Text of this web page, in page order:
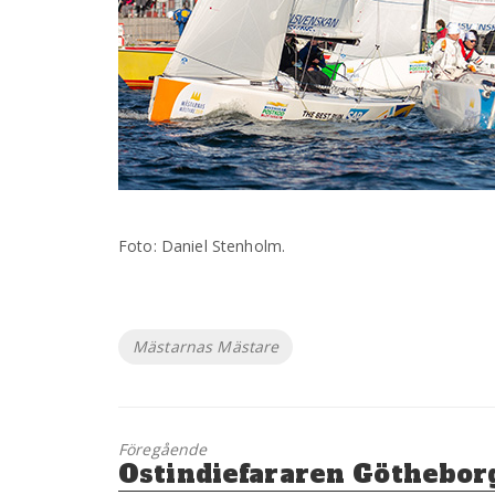
Foto: Daniel Stenholm.
Etiketter
Mästarnas Mästare
Föregående
Föregående
inlägg:
Ostindiefararen